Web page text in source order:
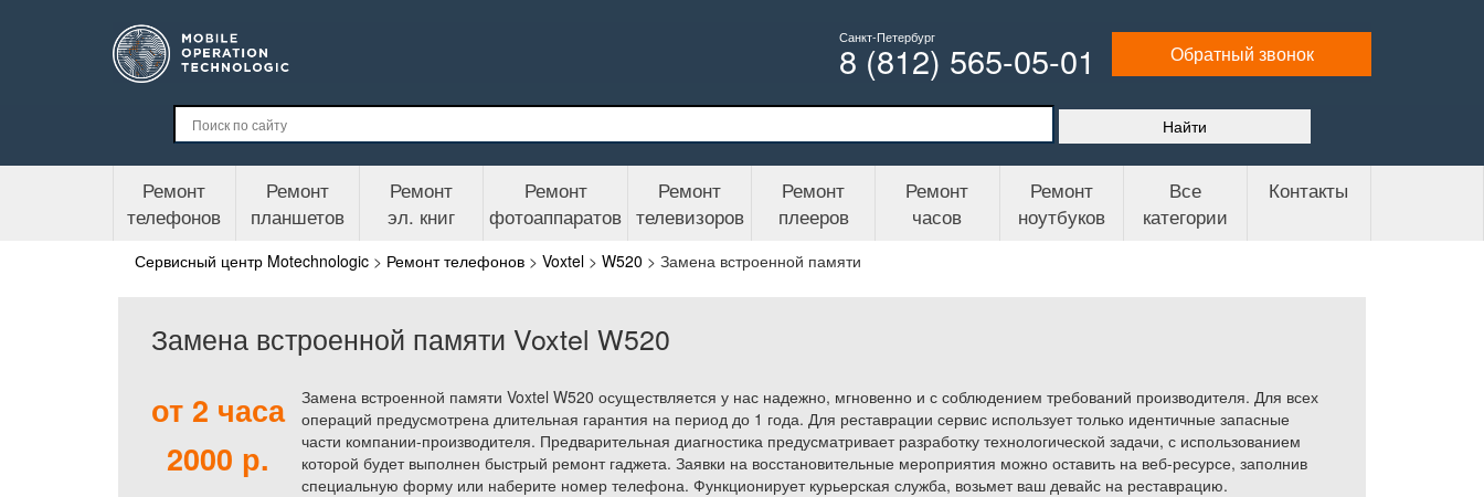
Санкт-Петербург
8 (812) 565-05-01 Обратный звонок
Ремонт
телефонов
Ремонт
планшетов
Ремонт
эл. книг
Ремонт
фотоаппаратов
Ремонт
телевизоров
Ремонт
плееров
Ремонт
часов
Ремонт
ноутбуков
Все
категории
Контакты
Сервисный центр Motechnologic > Ремонт телефонов > Voxtel > W520 > Замена встроенной памяти
Замена встроенной памяти Voxtel W520
от 2 часа
2000 р.
Замена встроенной памяти Voxtel W520 осуществляется у нас надежно, мгновенно и с соблюдением требований производителя. Для всех
операций предусмотрена длительная гарантия на период до 1 года. Для реставрации сервис использует только идентичные запасные
части компании-производителя. Предварительная диагностика предусматривает разработку технологической задачи, с использованием
которой будет выполнен быстрый ремонт гаджета. Заявки на восстановительные мероприятия можно оставить на веб-ресурсе, заполнив
специальную форму или наберите номер телефона. Функционирует курьерская служба, возьмет ваш девайс на реставрацию.